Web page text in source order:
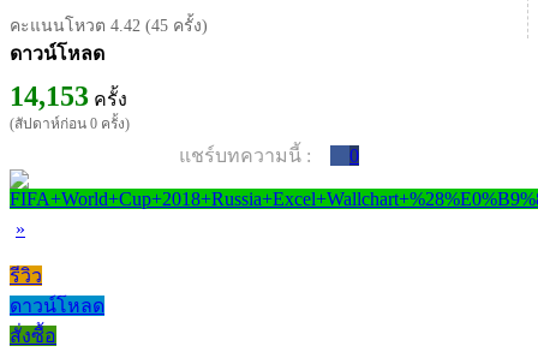
คะแนนโหวต 4.42 (45 ครั้ง)
ดาวน์โหลด
14,153 ครั้ง
(สัปดาห์ก่อน 0 ครั้ง)
แชร์บทความนี้ : 0
»
รีวิว
ดาวน์โหลด
สั่งซื้อ